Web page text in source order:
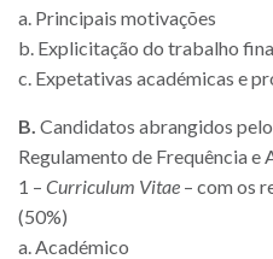
a. Principais motivações
b. Explicitação do trabalho
c. Expetativas académicas e
B. Candidatos abrangidos
Regulamento de Frequência e
1 – Curriculum Vitae – com os
(50%)
a. Académico